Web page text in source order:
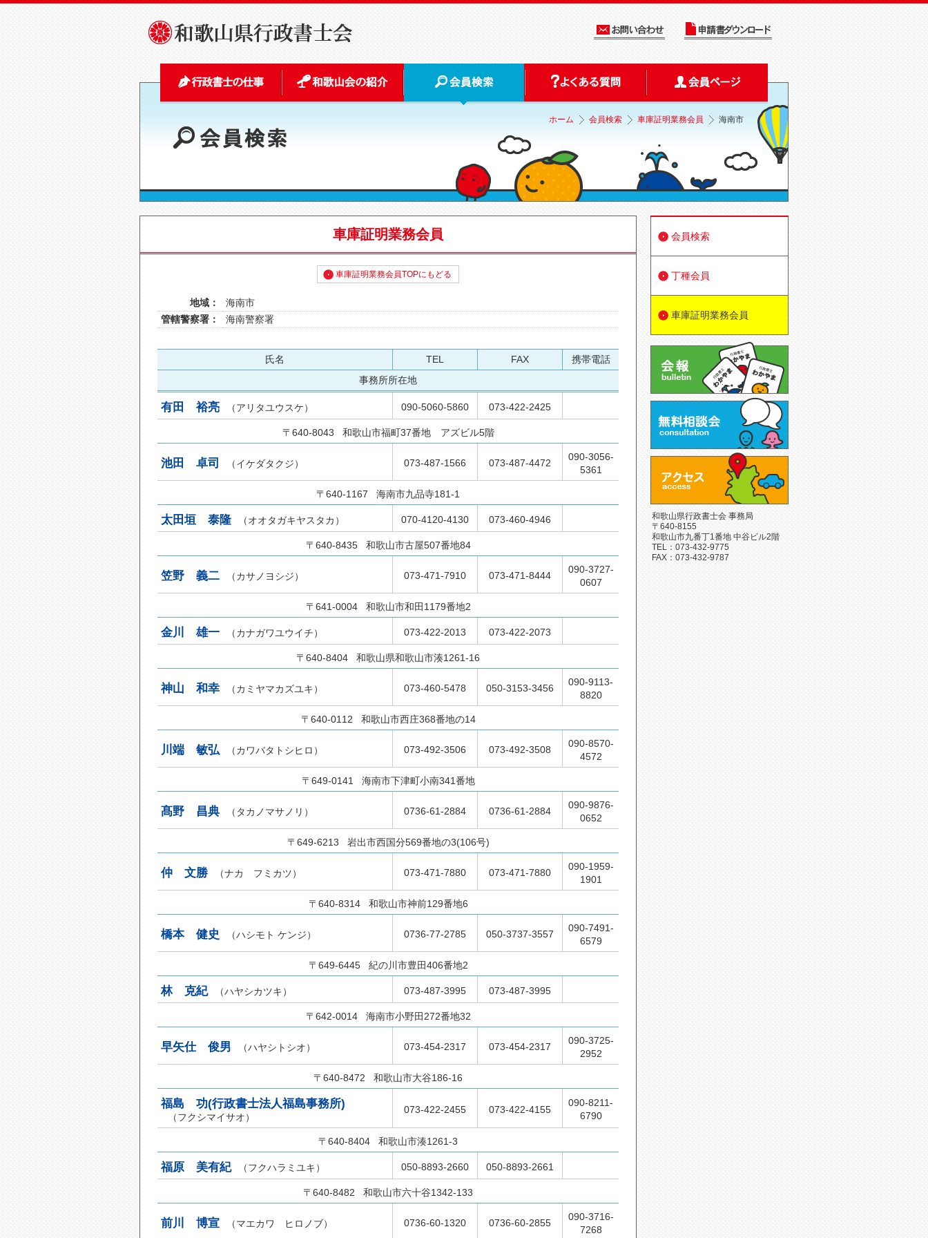
ホーム 会員検索 車庫証明業務会員 海南市
車庫証明業務会員
車庫証明業務会員TOPにもどる
地域：
海南市
管轄警察署：
海南警察署
氏名 TEL FAX
携帯電話
事務所所在地
有田 裕亮 （アリタユウスケ） 090-5060-5860 073-422-2425
〒640-8043 和歌山市福町37番地 アズビル5階
池田 卓司 （イケダタクジ） 073-487-1566 073-487-4472
090-3056-
5361
〒640-1167 海南市九品寺181-1
太田垣 泰隆 （オオタガキヤスタカ） 070-4120-4130 073-460-4946
〒640-8435 和歌山市古屋507番地84
笠野 義二 （カサノヨシジ） 073-471-7910 073-471-8444
090-3727-
0607
〒641-0004 和歌山市和田1179番地2
金川 雄一 （カナガワユウイチ） 073-422-2013 073-422-2073
〒640-8404 和歌山県和歌山市湊1261-16
神山 和幸 （カミヤマカズユキ） 073-460-5478 050-3153-3456
090-9113-
8820
〒640-0112 和歌山市西庄368番地の14
川端 敏弘 （カワバタトシヒロ） 073-492-3506 073-492-3508
090-8570-
4572
〒649-0141 海南市下津町小南341番地
髙野 昌典 （タカノマサノリ） 0736-61-2884 0736-61-2884
090-9876-
0652
〒649-6213 岩出市西国分569番地の3(106号)
仲 文勝 （ナカ フミカツ） 073-471-7880 073-471-7880
090-1959-
1901
〒640-8314 和歌山市神前129番地6
橋本 健史 （ハシモト ケンジ） 0736-77-2785 050-3737-3557
090-7491-
6579
〒649-6445 紀の川市豊田406番地2
林 克紀 （ハヤシカツキ） 073-487-3995 073-487-3995
〒642-0014 海南市小野田272番地32
早矢仕 俊男 （ハヤシトシオ） 073-454-2317 073-454-2317
090-3725-
2952
〒640-8472 和歌山市大谷186-16
福島 功(行政書士法人福島事務所)
（フクシマイサオ）
073-422-2455 073-422-4155
090-8211-
6790
〒640-8404 和歌山市湊1261-3
福原 美有紀 （フクハラミユキ） 050-8893-2660 050-8893-2661
〒640-8482 和歌山市六十谷1342-133
前川 博宣 （マエカワ ヒロノブ） 0736-60-1320 0736-60-2855
090-3716-
7268
会員検索
丁種会員
車庫証明業務会員
和歌山県行政書士会 事務局
〒640-8155
和歌山市九番丁1番地 中谷ビル2階
TEL：073-432-9775
FAX：073-432-9787